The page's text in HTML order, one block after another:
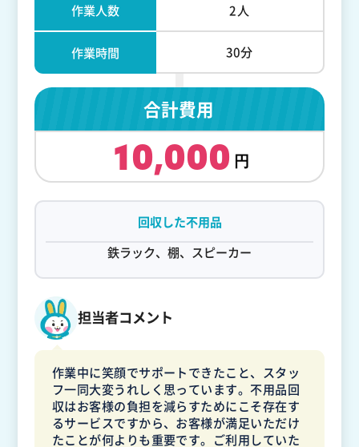
作業人数 2人
作業時間 30分
合計費用
10,000
回収した不用品
鉄ラック、棚、スピーカー
担当者コメント
作業中に笑顔でサポートできたこと、スタッ
フ一同大変うれしく思っています。不用品回
収はお客様の負担を減らすためにこそ存在す
るサービスですから、お客様が満足いただけ
たことが何よりも重要です。ご利用していた